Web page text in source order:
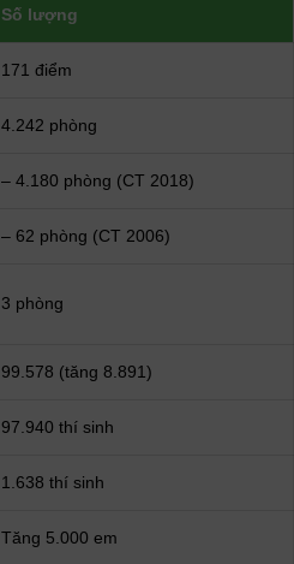
Số lượng
171 điểm
4.242 phòng
– 4.180 phòng (CT 2018)
– 62 phòng (CT 2006)
3 phòng
99.578 (tăng 8.891)
97.940 thí sinh
1.638 thí sinh
Tăng 5.000 em